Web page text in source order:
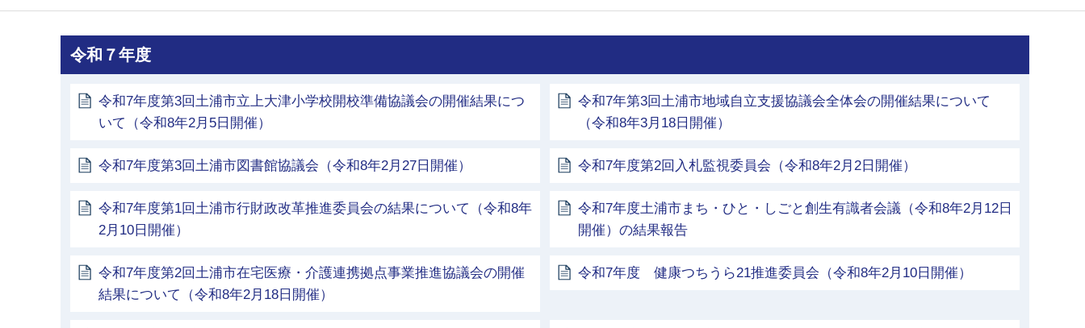
令和７年度
令和7年度第3回土浦市立上大津小学校開校準備協議会の開催結果につ
いて（令和8年2月5日開催）
令和7年第3回土浦市地域自立支援協議会全体会の開催結果について
（令和8年3月18日開催）
令和7年度第3回土浦市図書館協議会（令和8年2月27日開催） 令和7年度第2回入札監視委員会（令和8年2月2日開催）
令和7年度第1回土浦市行財政改革推進委員会の結果について（令和8年
2月10日開催）
令和7年度土浦市まち・ひと・しごと創生有識者会議（令和8年2月12日
開催）の結果報告
令和7年度第2回土浦市在宅医療・介護連携拠点事業推進協議会の開催
結果について（令和8年2月18日開催）
令和7年度 健康つちうら21推進委員会（令和8年2月10日開催）